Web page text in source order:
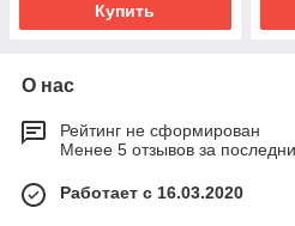
Купить
О нас
Рейтинг не сформирован
Менее 5 отзывов за
Работает с 16.03.2020